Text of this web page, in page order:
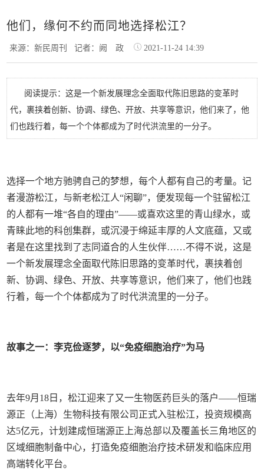
他们，缘何不约而同地选择松江？
来源：新民周刊记者：阙 政 2021-11-24 14:39
阅读提示：这是一个新发展理念全面取代陈旧思路的变革时
代，裹挟着创新、协调、绿色、开放、共享等意识，他们来了，他
们也践行着，每一个个体都成为了时代洪流里的一分子。
选择一个地方驰骋自己的梦想，每个人都有自己的考量。记
者漫游松江，与新老松江人“闲聊”，便发现每一个驻留松江
的人都有一堆“各自的理由”——或喜欢这里的青山绿水，或
青睐此地的科创集群，或沉浸于绵延丰厚的人文底蕴，又或
者是在这里找到了志同道合的人生伙伴……不得不说，这是
一个新发展理念全面取代陈旧思路的变革时代，裹挟着创
新、协调、绿色、开放、共享等意识，他们来了，他们也践
行着，每一个个体都成为了时代洪流里的一分子。
故事之一：李克俭逐梦，以“免疫细胞治疗”为马
去年9月18日，松江迎来了又一生物医药巨头的落户——恒瑞
源正（上海）生物科技有限公司正式入驻松江，投资规模高
达5亿元，计划建成恒瑞源正上海总部以及覆盖长三角地区的
区域细胞制备中心，打造免疫细胞治疗技术研发和临床应用
高端转化平台。